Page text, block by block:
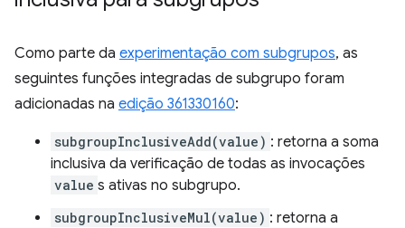
Como parte da experimentação com subgrupos, as
seguintes funções integradas de subgrupo foram
adicionadas na edição 361330160:
subgroupInclusiveAdd(value) : retorna a soma
inclusiva da verificação de todas as invocações
value s ativas no subgrupo.
subgroupInclusiveMul(value) : retorna a